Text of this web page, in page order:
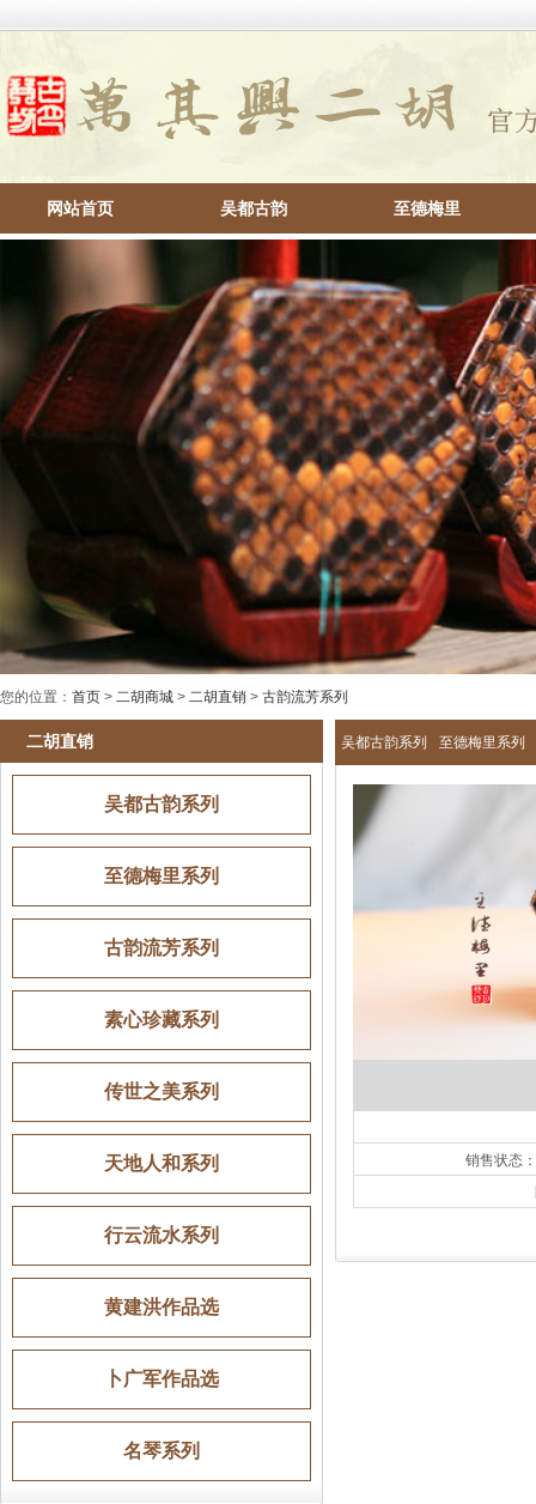
网站首页 吴都古韵 至德梅里
您的位置： 首页 > 二胡商城 > 二胡直销 > 古韵流芳系列
二胡直销
吴都古韵系列
至德梅里系列
古韵流芳系列
素心珍藏系列
传世之美系列
天地人和系列
行云流水系列
黄建洪作品选
卜广军作品选
名琴系列
吴都古韵系列 至德梅里系列
销售状态：